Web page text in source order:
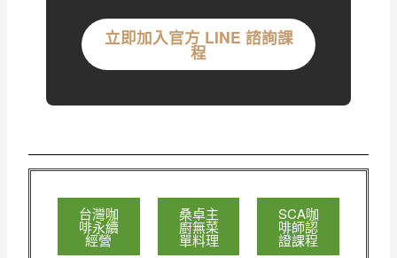
立即加入官方 LINE 諮詢課
程
台灣咖
啡永續
經營
桑卓主
廚無菜
單料理
SCA咖
啡師認
證課程